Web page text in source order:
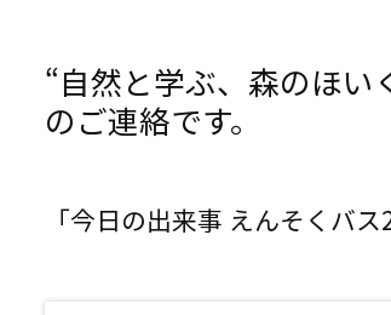
“自然と学ぶ、森のほい
のご連絡です。
「今日の出来事 えんそくバ